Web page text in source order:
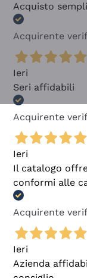
Acquisto
Acquirente
Ieri
Seri affidabili
Acquirente
Ieri
Il catalogo
conformi alle
Acquirente
Ieri
Azienda